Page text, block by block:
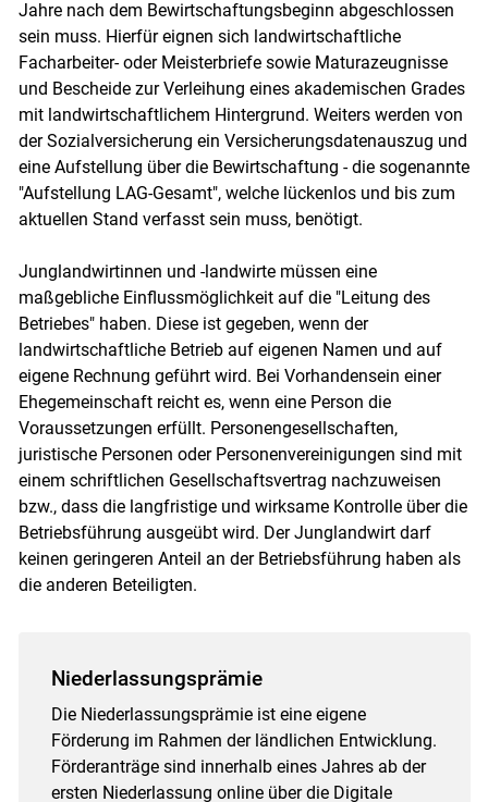
Jahre nach dem Bewirtschaftungsbeginn abgeschlossen
sein muss. Hierfür eignen sich landwirtschaftliche
Facharbeiter- oder Meisterbriefe sowie Maturazeugnisse
und Bescheide zur Verleihung eines akademischen Grades
mit landwirtschaftlichem Hintergrund. Weiters werden von
der Sozialversicherung ein Versicherungsdatenauszug und
eine Aufstellung über die Bewirtschaftung - die sogenannte
"Aufstellung LAG-Gesamt", welche lückenlos und bis zum
aktuellen Stand verfasst sein muss, benötigt.
Junglandwirtinnen und -landwirte müssen eine
maßgebliche Einflussmöglichkeit auf die "Leitung des
Betriebes" haben. Diese ist gegeben, wenn der
landwirtschaftliche Betrieb auf eigenen Namen und auf
eigene Rechnung geführt wird. Bei Vorhandensein einer
Ehegemeinschaft reicht es, wenn eine Person die
Voraussetzungen erfüllt. Personengesellschaften,
juristische Personen oder Personenvereinigungen sind mit
einem schriftlichen Gesellschaftsvertrag nachzuweisen
bzw., dass die langfristige und wirksame Kontrolle über die
Betriebsführung ausgeübt wird. Der Junglandwirt darf
keinen geringeren Anteil an der Betriebsführung haben als
die anderen Beteiligten.
Niederlassungsprämie
Die Niederlassungsprämie ist eine eigene
Förderung im Rahmen der ländlichen Entwicklung.
Förderanträge sind innerhalb eines Jahres ab der
ersten Niederlassung online über die Digitale